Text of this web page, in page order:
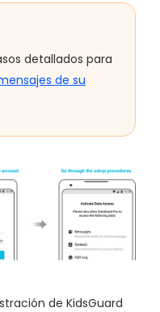
detallados para
de su
de KidsGuard